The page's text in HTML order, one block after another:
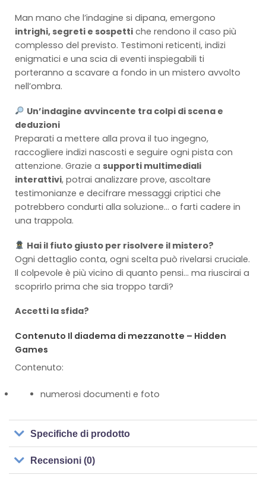
Man mano che l’indagine si dipana, emergono
intrighi, segreti e sospetti che rendono il caso più
complesso del previsto. Testimoni reticenti, indizi
enigmatici e una scia di eventi inspiegabili ti
porteranno a scavare a fondo in un mistero avvolto
nell’ombra.
Un’indagine avvincente tra colpi di scena e
deduzioni
Preparati a mettere alla prova il tuo ingegno,
raccogliere indizi nascosti e seguire ogni pista con
attenzione. Grazie a supporti multimediali
interattivi, potrai analizzare prove, ascoltare
testimonianze e decifrare messaggi criptici che
potrebbero condurti alla soluzione… o farti cadere in
una trappola.
Hai il fiuto giusto per risolvere il mistero?
Ogni dettaglio conta, ogni scelta può rivelarsi cruciale.
Il colpevole è più vicino di quanto pensi… ma riuscirai a
scoprirlo prima che sia troppo tardi?
Accetti la sfida?
Contenuto Il diadema di mezzanotte – Hidden
Games
Contenuto:
numerosi documenti e foto
Specifiche di prodotto
Recensioni (0)